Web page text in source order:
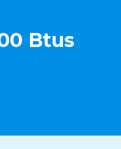
Btus